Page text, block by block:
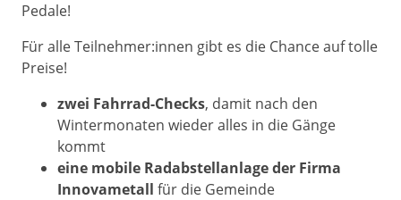
Pedale!
Für alle Teilnehmer:innen gibt es die Chance auf tolle
Preise!
zwei Fahrrad-Checks, damit nach den
Wintermonaten wieder alles in die Gänge
kommt
eine mobile Radabstellanlageder Firma
Innovametall für die Gemeinde